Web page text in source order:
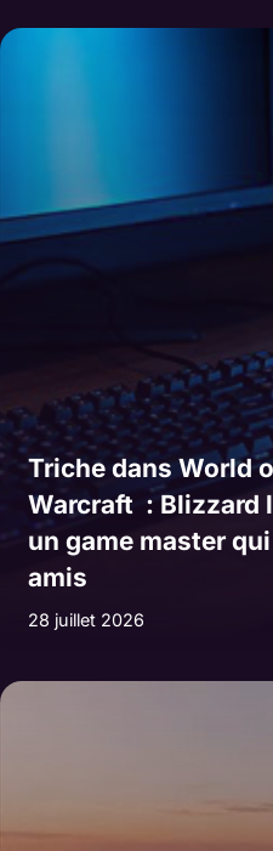
Triche dans World
Warcraft : Blizzard
un game master
amis
28 juillet 2026